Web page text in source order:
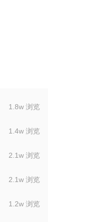
1.8w 浏览
1.4w 浏览
2.1w 浏览
2.1w 浏览
1.2w 浏览